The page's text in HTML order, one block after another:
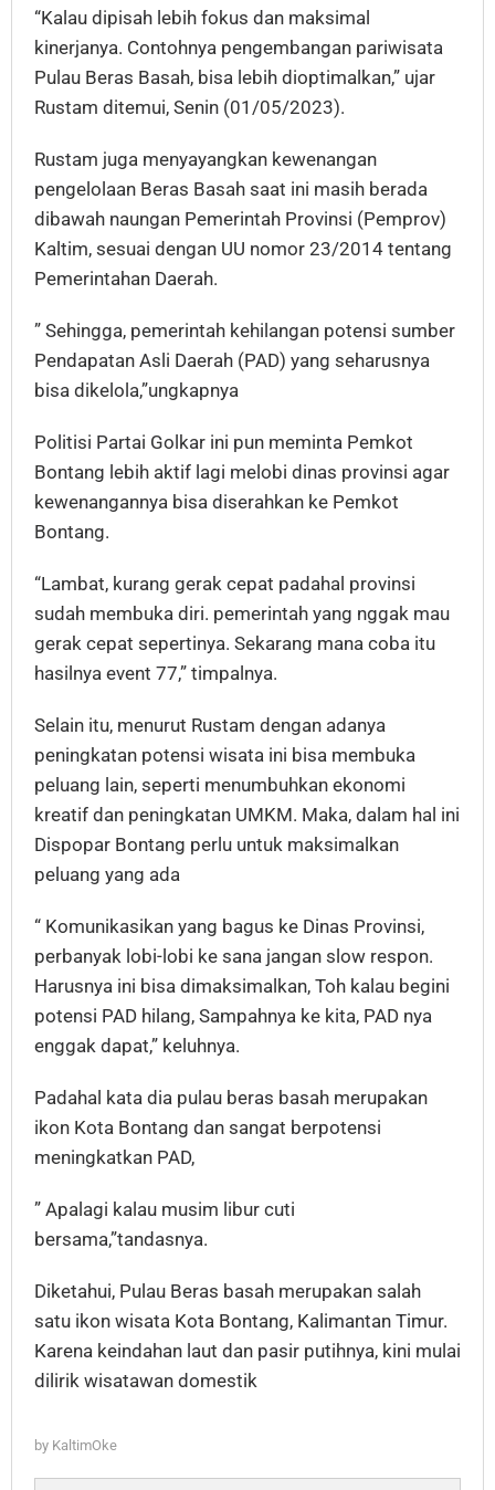
“Kalau dipisah lebih fokus dan maksimal
kinerjanya. Contohnya pengembangan pariwisata
Pulau Beras Basah, bisa lebih dioptimalkan,” ujar
Rustam ditemui, Senin (01/05/2023).
Rustam juga menyayangkan kewenangan
pengelolaan Beras Basah saat ini masih berada
dibawah naungan Pemerintah Provinsi (Pemprov)
Kaltim, sesuai dengan UU nomor 23/2014 tentang
Pemerintahan Daerah.
” Sehingga, pemerintah kehilangan potensi sumber
Pendapatan Asli Daerah (PAD) yang seharusnya
bisa dikelola,”ungkapnya
Politisi Partai Golkar ini pun meminta Pemkot
Bontang lebih aktif lagi melobi dinas provinsi agar
kewenangannya bisa diserahkan ke Pemkot
Bontang.
“Lambat, kurang gerak cepat padahal provinsi
sudah membuka diri. pemerintah yang nggak mau
gerak cepat sepertinya. Sekarang mana coba itu
hasilnya event 77,” timpalnya.
Selain itu, menurut Rustam dengan adanya
peningkatan potensi wisata ini bisa membuka
peluang lain, seperti menumbuhkan ekonomi
kreatif dan peningkatan UMKM. Maka, dalam hal ini
Dispopar Bontang perlu untuk maksimalkan
peluang yang ada
“ Komunikasikan yang bagus ke Dinas Provinsi,
perbanyak lobi-lobi ke sana jangan slow respon.
Harusnya ini bisa dimaksimalkan, Toh kalau begini
potensi PAD hilang, Sampahnya ke kita, PAD nya
enggak dapat,” keluhnya.
Padahal kata dia pulau beras basah merupakan
ikon Kota Bontang dan sangat berpotensi
meningkatkan PAD,
” Apalagi kalau musim libur cuti
bersama,”tandasnya.
Diketahui, Pulau Beras basah merupakan salah
satu ikon wisata Kota Bontang, Kalimantan Timur.
Karena keindahan laut dan pasir putihnya, kini mulai
dilirik wisatawan domestik
by KaltimOke